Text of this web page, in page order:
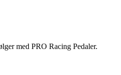
med PRO Racing Pedaler.